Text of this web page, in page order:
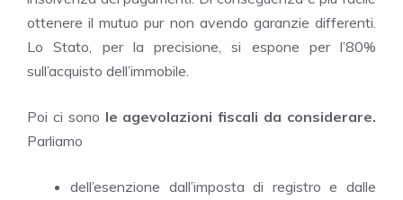
ottenere il mutuo pur non avendo garanzie differenti.
Lo Stato, per la precisione, si espone per l’80%
sull’acquisto dell’immobile.
Poi ci sono le agevolazioni fiscali da considerare.
Parliamo
dell’esenzione dall’imposta di registro e dalle